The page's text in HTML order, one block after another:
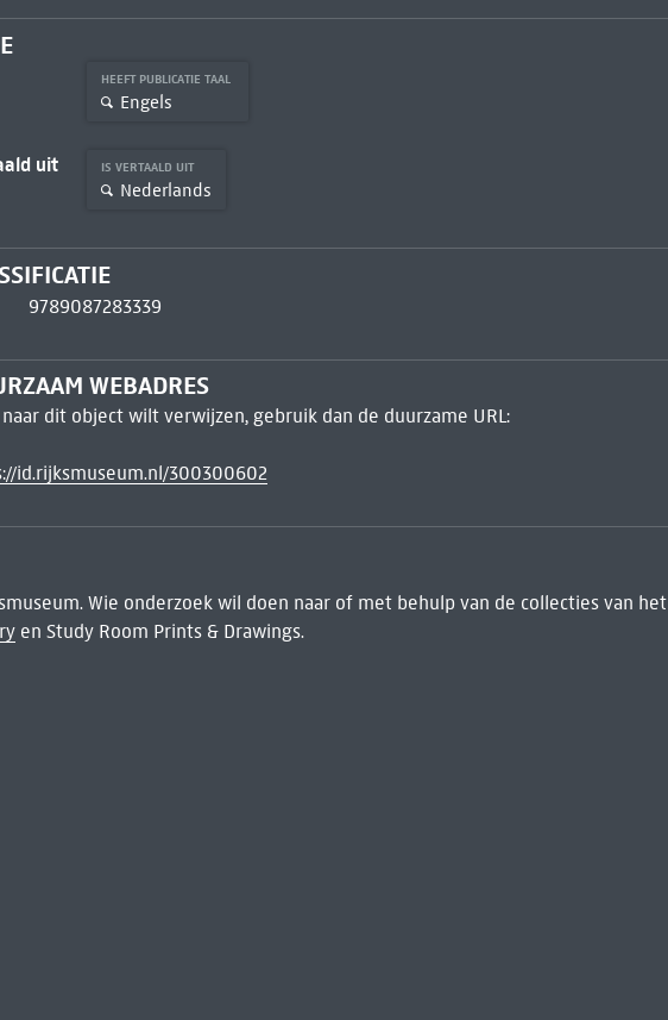
HEEFT PUBLICATIE TAAL
Engels
uit IS VERTAALD UIT
Nederlands
9789087283339
WEBADRES
naar dit object wilt verwijzen, gebruik dan de duurzame URL:
id.rijksmuseum.nl/300300602
Wie onderzoek wil doen naar of met behulp van de collecties van het
en Study Room Prints & Drawings.